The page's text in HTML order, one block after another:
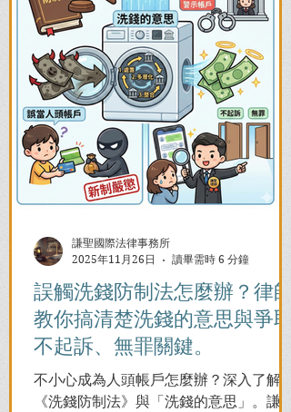
誤觸洗錢防制法怎麼辦？律師
教你搞清楚洗錢的意思與爭取
不起訴、無罪關鍵。
不小心成為人頭帳戶怎麼辦？深入了解
《洗錢防制法》與「洗錢的意思」。謙聖
謙聖國際法律事務所
2025年11月26日
讀畢需時 6 分鐘